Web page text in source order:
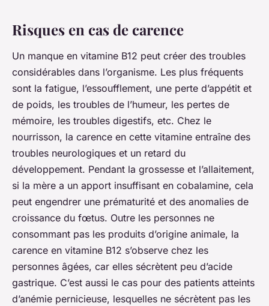
Risques en cas de carence
Un manque en vitamine B12 peut créer des troubles
considérables dans l’organisme. Les plus fréquents
sont la fatigue, l’essoufflement, une perte d’appétit et
de poids, les troubles de l’humeur, les pertes de
mémoire, les troubles digestifs, etc. Chez le
nourrisson, la carence en cette vitamine entraîne des
troubles neurologiques et un retard du
développement. Pendant la grossesse et l’allaitement,
si la mère a un apport insuffisant en cobalamine, cela
peut engendrer une prématurité et des anomalies de
croissance du fœtus. Outre les personnes ne
consommant pas les produits d’origine animale, la
carence en vitamine B12 s’observe chez les
personnes âgées, car elles sécrètent peu d’acide
gastrique. C’est aussi le cas pour des patients atteints
d’anémie pernicieuse, lesquelles ne sécrètent pas les